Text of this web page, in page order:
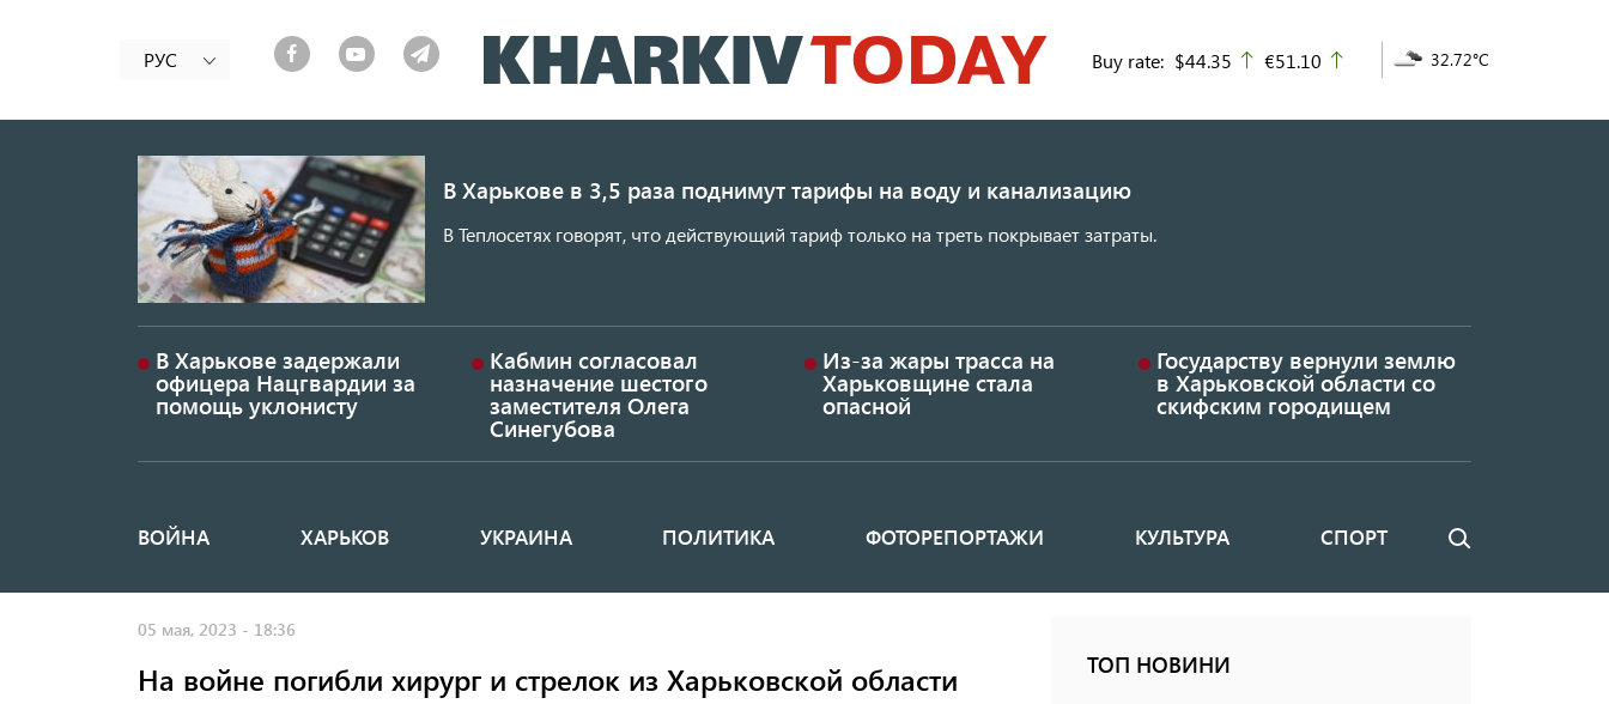
к
основному
РУС Buy rate: $44.35 up
€51.10 32.72°C
В Харькове в 3,5 раза поднимут тарифы на воду и канализацию
В Теплосетях говорят, что действующий тариф только на треть покрывает затраты.
В Харькове задержали
офицера Нацгвардии за
помощь уклонисту
Кабмин согласовал
назначение шестого
заместителя Олега
Синегубова
Из-за жары трасса на
Харьковщине стала
опасной
Государству вернули землю
в Харьковской области со
скифским городищем
Основная
ВОЙНА ХАРЬКОВ УКРАИНА ПОЛИТИКА ФОТОРЕПОРТАЖИ КУЛЬТУРА СПОРТ Поиск
05 мая, 2023 - 18:36
На войне погибли хирург и стрелок из Харьковской области ТОП НОВИНИ